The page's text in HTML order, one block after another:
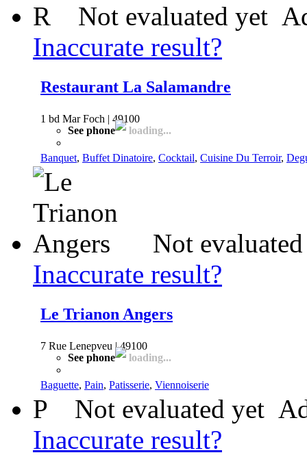
R Not evaluated yet
Inaccurate result?
Restaurant La Salamandre
1 bd Mar Foch | 49100
See phone
loading...
Banquet, Buffet Dinatoire, Cocktail, Cuisine Du Terroir,
Not
Inaccurate result?
Le Trianon Angers
7 Rue Lenepveu | 49100
See phone
loading...
Baguette, Pain, Patisserie, Viennoiserie
P Not evaluated yet
Inaccurate result?